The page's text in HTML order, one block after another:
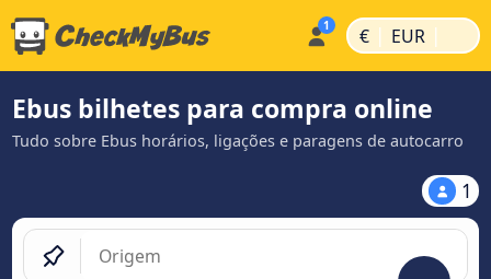
€ | EUR |
Ebus bilhetes para compra online
Tudo sobre Ebus horários, ligações e paragens de autocarro
1